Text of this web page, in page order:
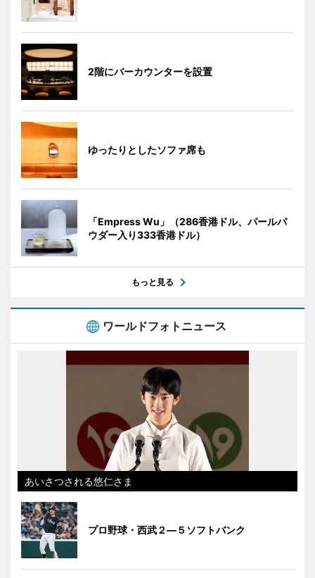
2階にバーカウンターを設置
ゆったりとしたソファ席も
「Empress Wu」（286香港ドル、パールパ
ウダー入り333香港ドル）
もっと見る
ワールドフォトニュース
あいさつされる悠仁さま
プロ野球・西武２―５ソフトバンク